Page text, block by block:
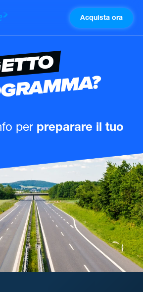
Acquista ora
per preparare il tuo